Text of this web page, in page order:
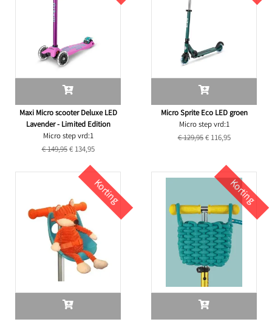
Maxi Micro scooter Deluxe LED
Lavender - Limited Edition
Micro step vrd:1
€ 149,95€ 134,95
Micro Sprite Eco LED groen
Micro step vrd:1
€ 129,95€ 116,95
Korting Korting